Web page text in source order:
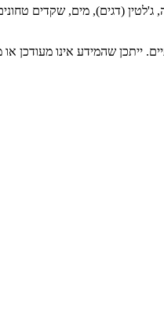
ייתכן שהמידע אינו מעודכן